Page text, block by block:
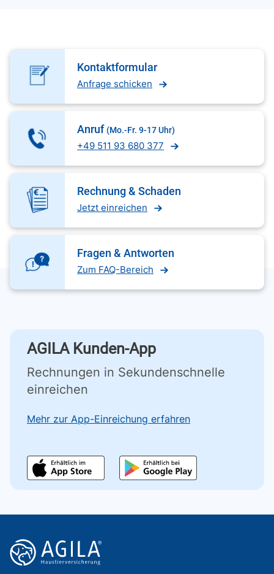
Kontaktformular
Anfrage schicken
Anruf (Mo.-Fr. 9-17 Uhr)
+49 511 93 680 377
Rechnung & Schaden
Jetzt einreichen
Fragen & Antworten
Zum FAQ-Bereich
AGILA Kunden-App
Rechnungen in Sekundenschnelle
einreichen
Mehr zur App-Einreichung erfahren